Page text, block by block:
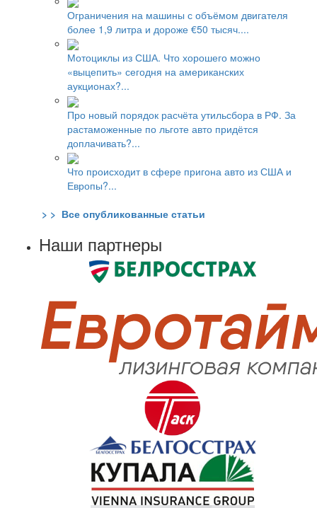
Ограничения на машины с объёмом двигателя
более 1,9 литра и дороже €50 тысяч....
Мотоциклы из США. Что хорошего можно
«выцепить» сегодня на американских
аукционах?...
Про новый порядок расчёта утильсбора в РФ. За
растаможенные по льготе авто придётся
доплачивать?...
Что происходит в сфере пригона авто из США и
Европы?...
> > Все опубликованные статьи
Наши партнеры